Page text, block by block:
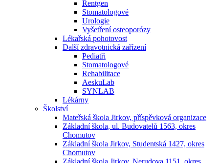
Rentgen
Stomatologové
Urologie
Vyšetření osteoporózy
Lékařská pohotovost
Další zdravotnická zařízení
Pediatři
Stomatologové
Rehabilitace
AeskuLab
SYNLAB
Lékárny
Školství
Mateřská škola Jirkov, příspěvková organizace
Základní škola, ul. Budovatelů 1563, okres
Chomutov
Základní škola Jirkov, Studentská 1427, okres
Chomutov
Základní škola Jirkov, Nerudova 1151, okres